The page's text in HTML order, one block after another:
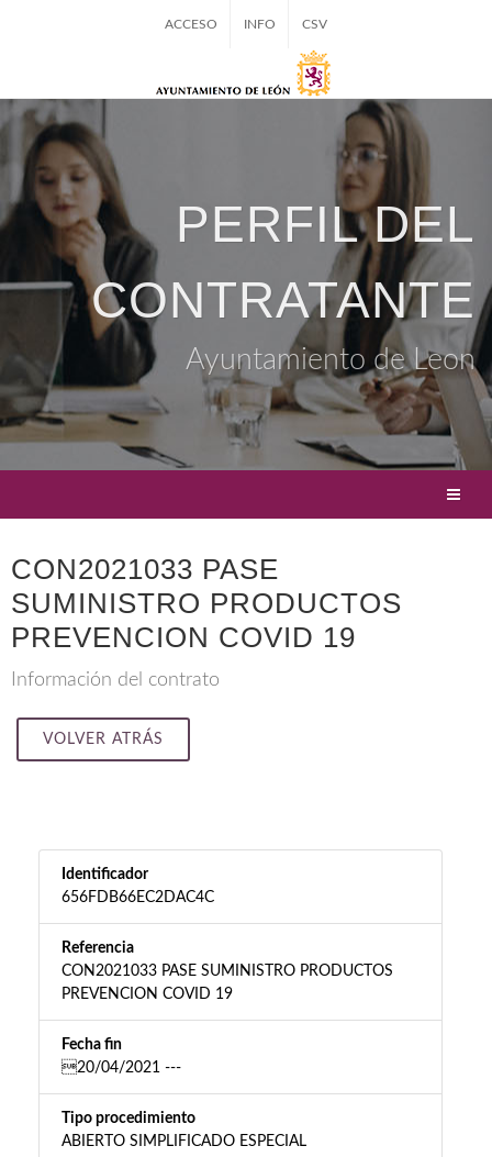
ACCESO INFO CSV
PERFIL DEL
CONTRATANTE
Ayuntamiento de Leon
CON2021033 PASE
SUMINISTRO PRODUCTOS
PREVENCION COVID 19
Información del contrato
VOLVER ATRÁS
Identificador
656FDB66EC2DAC4C
Referencia
CON2021033 PASE SUMINISTRO PRODUCTOS
PREVENCION COVID 19
Fecha fin
20/04/2021 ---
Tipo procedimiento
ABIERTO SIMPLIFICADO ESPECIAL